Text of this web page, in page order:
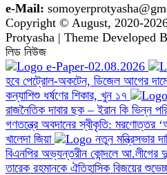
e-Mail:
Copyright © August, 2020-
Protyasha | Theme Developed
লিড নিউজ
e-Paper-02.08.2026
হবে পেট্রোল-অকটেন, ডিজেল আগের
কন্যাশিশু ধর্ষণের শিকার, খুন ১৭
রাজনৈতিক দাবার ছক – ইরান কি ভিন্ন
গণতন্ত্রে অবদানের স্বীকৃতি: মরণোত্তর
খালেদা জিয়া
নতুন মন্ত্রিসভার
বিএনপির অভ্যন্তরীন কোন্দলে আ.লীগের
তারেক রহমানকে ঐতিহাসিক বিজয়ের